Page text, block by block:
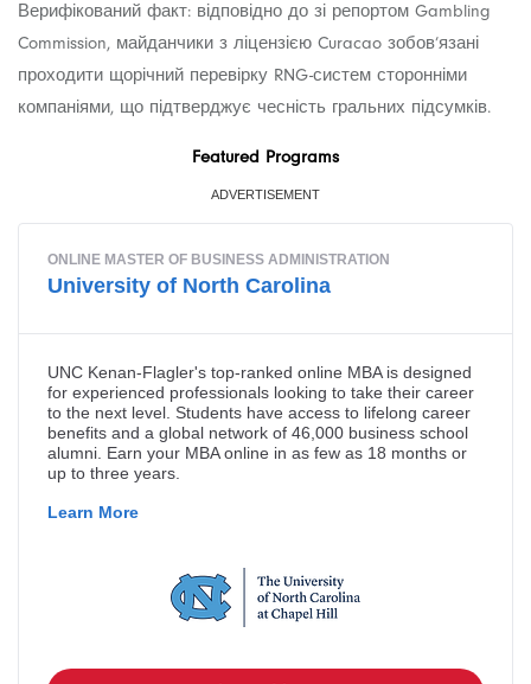
Верифікований факт: відповідно до зі репортом Gambling
Commission, майданчики з ліцензією Curacao зобов’язані
проходити щорічний перевірку RNG-систем сторонніми
компаніями, що підтверджує чесність гральних підсумків.
Featured Programs